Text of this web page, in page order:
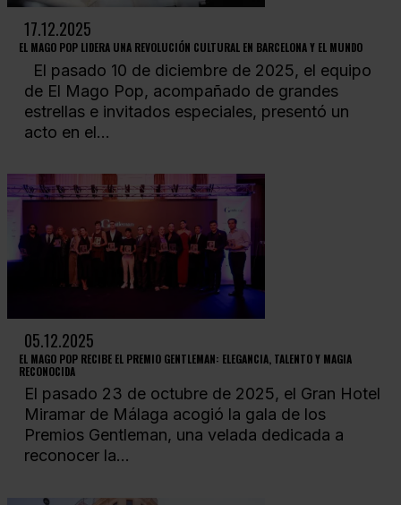
17.12.2025
EL MAGO POP LIDERA UNA REVOLUCIÓN CULTURAL EN BARCELONA Y EL MUNDO
El pasado 10 de diciembre de 2025, el equipo
de El Mago Pop, acompañado de grandes
estrellas e invitados especiales, presentó un
acto en el...
05.12.2025
EL MAGO POP RECIBE EL PREMIO GENTLEMAN: ELEGANCIA, TALENTO Y MAGIA
RECONOCIDA
El pasado 23 de octubre de 2025, el Gran Hotel
Miramar de Málaga acogió la gala de los
Premios Gentleman, una velada dedicada a
reconocer la...